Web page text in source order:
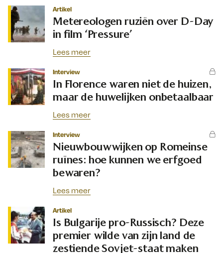
Artikel
Metereologen ruziën over D-Day
in film ‘Pressure’
Lees meer
Interview
In Florence waren niet de huizen,
maar de huwelijken onbetaalbaar
Lees meer
Interview
Nieuwbouwwijken op Romeinse
ruïnes: hoe kunnen we erfgoed
bewaren?
Lees meer
Artikel
Is Bulgarije pro-Russisch? Deze
premier wilde van zijn land de
zestiende Sovjet-staat maken